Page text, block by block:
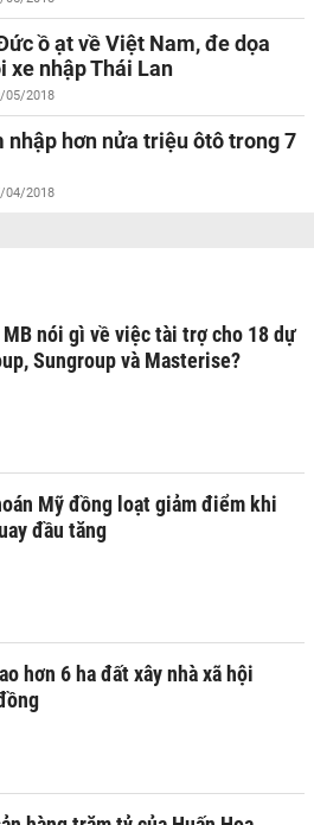
ồ ạt về Việt Nam, đe dọa
xe nhập Thái Lan
05/2018
nhập hơn nửa triệu ôtô trong 7
04/2018
MB nói gì về việc tài trợ cho 18 dự
Sungroup và Masterise?
Mỹ đồng loạt giảm điểm khi
đầu tăng
hơn 6 ha đất xây nhà xã hội